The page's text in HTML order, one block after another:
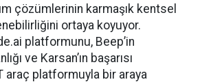
çözümlerinin karmaşık kentsel
ortaya koyuyor.
platformunu, Beep’in
ve Karsan’ın başarısı
araç platformuyla bir araya